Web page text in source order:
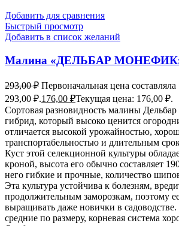
Добавить для сравнения
Быстрый просмотр
Добавить в список желаний
Малина «ДЕЛЬБАР
293,00₽ Первоначальная цена составляла
293,00 ₽.176,00 ₽Текущая цена: 176,00 ₽.
Сортовая разновидность малины
гибрид, который высоко ценится
отличается высокой урожайностью,
транспортабельностью и длительным
Куст этой селекционной культуры
кроной, высота его обычно составляет
него гибкие и прочные, количество
Эта культура устойчива к болезням,
продолжительным заморозкам, поэтому
выращивать даже новички в садоводстве.
средние по размеру, корневая система